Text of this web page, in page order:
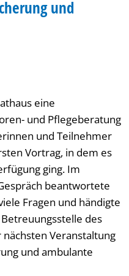
und
eine
und Pflegeberatung
und Teilnehmer
Vortrag, in dem es
ging. Im
beantwortete
Fragen und händigte
des
nächsten Veranstaltung
und ambulante